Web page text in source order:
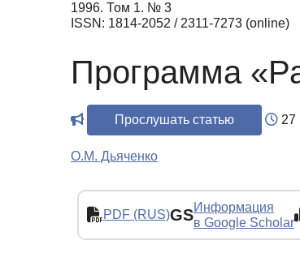
1996. Том 1. № 3
ISSN: 1814-2052 / 2311-7273 (online)
Программа
Прослушать статью 27
О.М. Дьяченко
PDF (RUS)GSИнформация
в Google Scholar